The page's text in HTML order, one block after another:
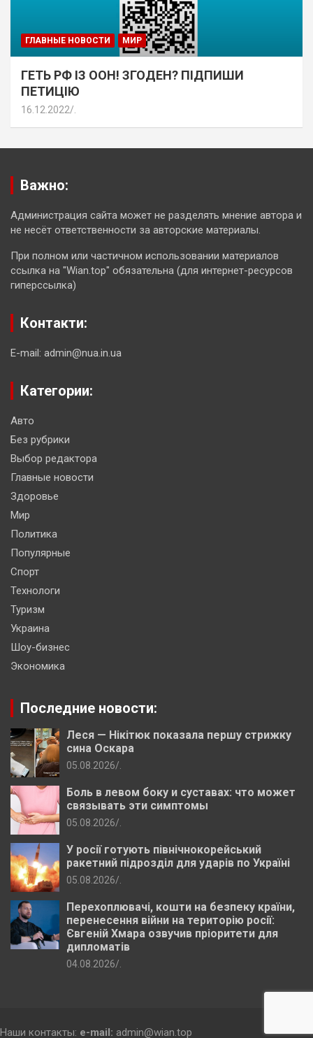
ГЛАВНЫЕ НОВОСТИ МИР
ГЕТЬ РФ ІЗ ООН! ЗГОДЕН? ПІДПИШИ
ПЕТИЦІЮ
16.12.2022
Важно:
Администрация сайта может не разделять мнение автора и
не несёт ответственности за авторские материалы.
При полном или частичном использовании материалов
ссылка на "Wian.top" обязательна (для интернет-ресурсов
гиперссылка)
Контакти:
E-mail: admin@nua.in.ua
Категории:
Авто
Без рубрики
Выбор редактора
Главные новости
Здоровье
Мир
Политика
Популярные
Спорт
Технологи
Туризм
Украина
Шоу-бизнес
Экономика
Последние новости:
Леся — Нікітюк показала першу стрижку
сина Оскара
05.08.2026
Боль в левом боку и суставах: что может
связывать эти симптомы
05.08.2026
У росії готують північнокорейський
ракетний підрозділ для ударів по Україні
05.08.2026
Перехоплювачі, кошти на безпеку країни,
перенесення війни на територію росії:
Євгеній Хмара озвучив пріоритети для
дипломатів
04.08.2026
Наши контакты: e-mail: admin@wian.top